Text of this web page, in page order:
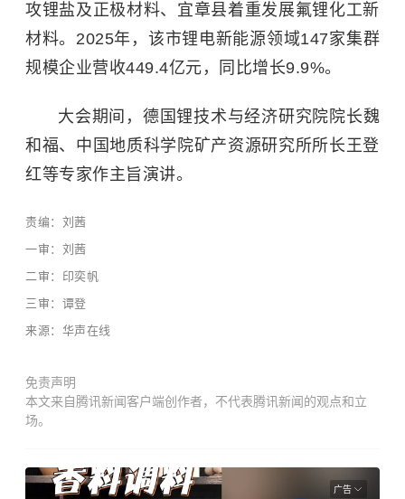
攻锂盐及正极材料、宜章县着重发展氟锂化工新
材料。2025年，该市锂电新能源领域147家集群
规模企业营收449.4亿元，同比增长9.9%。
大会期间，德国锂技术与经济研究院院长魏
和福、中国地质科学院矿产资源研究所所长王登
红等专家作主旨演讲。
责编：刘茜
一审：刘茜
二审：印奕帆
三审：谭登
来源：华声在线
免责声明
本文来自腾讯新闻客户端创作者，不代表腾讯新闻的观点和立
场。
广告